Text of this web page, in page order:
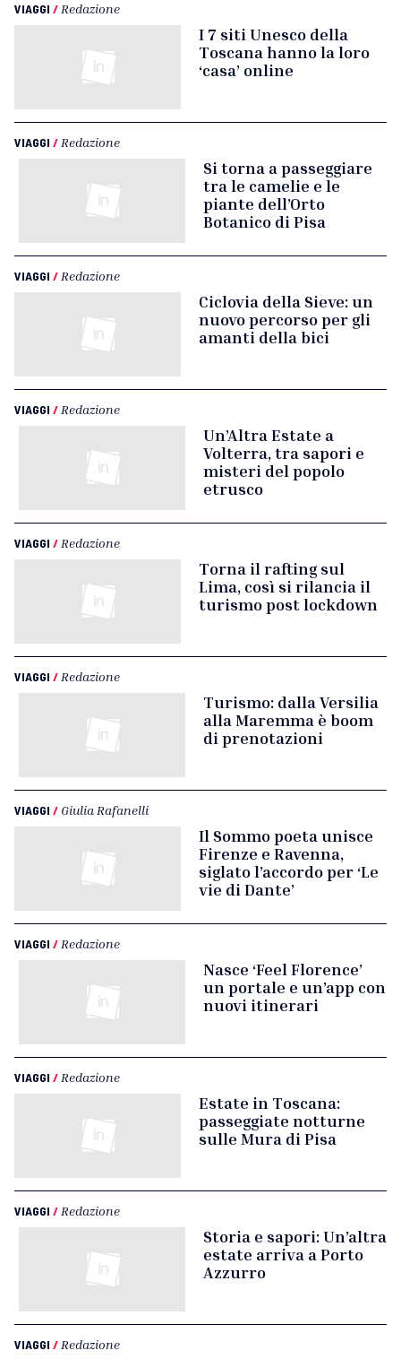
VIAGGI / Redazione
I 7 siti Unesco della
Toscana hanno la loro
‘casa’ online
VIAGGI / Redazione
Si torna a passeggiare
tra le camelie e le
piante dell’Orto
Botanico di Pisa
VIAGGI / Redazione
Ciclovia della Sieve: un
nuovo percorso per gli
amanti della bici
VIAGGI / Redazione
Un’Altra Estate a
Volterra, tra sapori e
misteri del popolo
etrusco
VIAGGI / Redazione
Torna il rafting sul
Lima, così si rilancia il
turismo post lockdown
VIAGGI / Redazione
Turismo: dalla Versilia
alla Maremma è boom
di prenotazioni
VIAGGI / Giulia Rafanelli
Il Sommo poeta unisce
Firenze e Ravenna,
siglato l’accordo per ‘Le
vie di Dante’
VIAGGI / Redazione
Nasce ‘Feel Florence’
un portale e un’app con
nuovi itinerari
VIAGGI / Redazione
Estate in Toscana:
passeggiate notturne
sulle Mura di Pisa
VIAGGI / Redazione
Storia e sapori: Un’altra
estate arriva a Porto
Azzurro
VIAGGI / Redazione